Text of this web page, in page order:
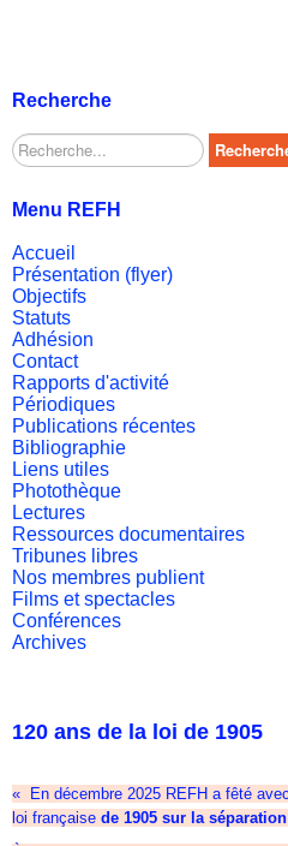
Recherche
Rechercher
Menu REFH
Accueil
Présentation (flyer)
Objectifs
Statuts
Adhésion
Contact
Rapports d'activité
Périodiques
Publications récentes
Bibliographie
Liens utiles
Photothèque
Lectures
Ressources documentaires
Tribunes libres
Nos membres publient
Films et spectacles
Conférences
Archives
120 ans de la loi de 1905
« En décembre 2025 REFH a fêté
loi française de 1905 sur la